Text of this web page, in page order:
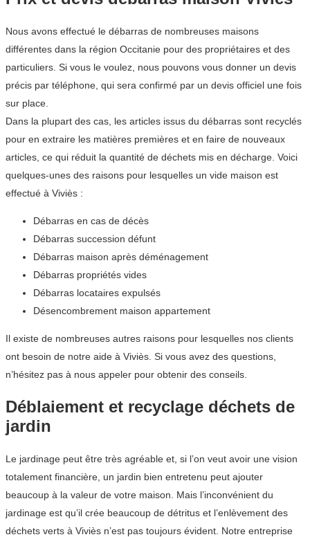
Nous avons effectué le débarras de nombreuses maisons
différentes dans la région Occitanie pour des propriétaires et des
particuliers. Si vous le voulez, nous pouvons vous donner un devis
précis par téléphone, qui sera confirmé par un devis officiel une fois
sur place.
Dans la plupart des cas, les articles issus du débarras sont recyclés
pour en extraire les matières premières et en faire de nouveaux
articles, ce qui réduit la quantité de déchets mis en décharge. Voici
quelques-unes des raisons pour lesquelles un vide maison est
effectué à Viviès :
Débarras en cas de décès
Débarras succession défunt
Débarras maison après déménagement
Débarras propriétés vides
Débarras locataires expulsés
Désencombrement maison appartement
Il existe de nombreuses autres raisons pour lesquelles nos clients
ont besoin de notre aide à Viviès. Si vous avez des questions,
n’hésitez pas à nous appeler pour obtenir des conseils.
Déblaiement et recyclage déchets de
jardin
Le jardinage peut être très agréable et, si l’on veut avoir une vision
totalement financière, un jardin bien entretenu peut ajouter
beaucoup à la valeur de votre maison. Mais l’inconvénient du
jardinage est qu’il crée beaucoup de détritus et l’enlèvement des
déchets verts à Viviès n’est pas toujours évident. Notre entreprise